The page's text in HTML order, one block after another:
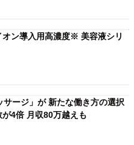
ージ」が 新たな働き方の選択
4倍 月収80万越えも